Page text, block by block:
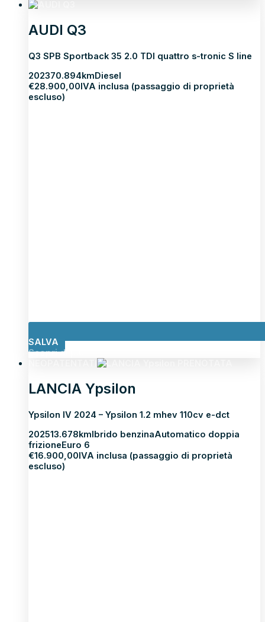
AUDI Q3
Q3 SPB Sportback 35 2.0 TDI quattro s-tronic S line
202370.894kmDiesel
€28.900,00IVA inclusa (passaggio di proprietà
escluso)
SALVA
Scopri di più
LANCIA Ypsilon
Ypsilon IV 2024 – Ypsilon 1.2 mhev 110cv e-dct
202513.678kmIbrido benzinaAutomatico doppia
frizioneEuro 6
€16.900,00IVA inclusa (passaggio di proprietà
escluso)